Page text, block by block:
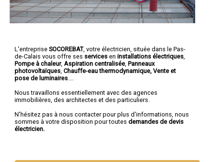
L'entreprise SOCOREBAT, votre électricien , située dans le Pas-
de-Calais vous offre ses services en installations électriques
Pompe à chaleur, Aspiration centralisée Panneaux
photovoltaïques Chauffe-eau thermodynamique, Vente et
pose de luminaires
Nous travaillons essentiellement avec des agences
immobilières, des architectes et des particuliers.
N'hésitez pas à nous contacter pour plus d'informations, nous
sommes à votre disposition pour toutes demandes de devis
électricien.